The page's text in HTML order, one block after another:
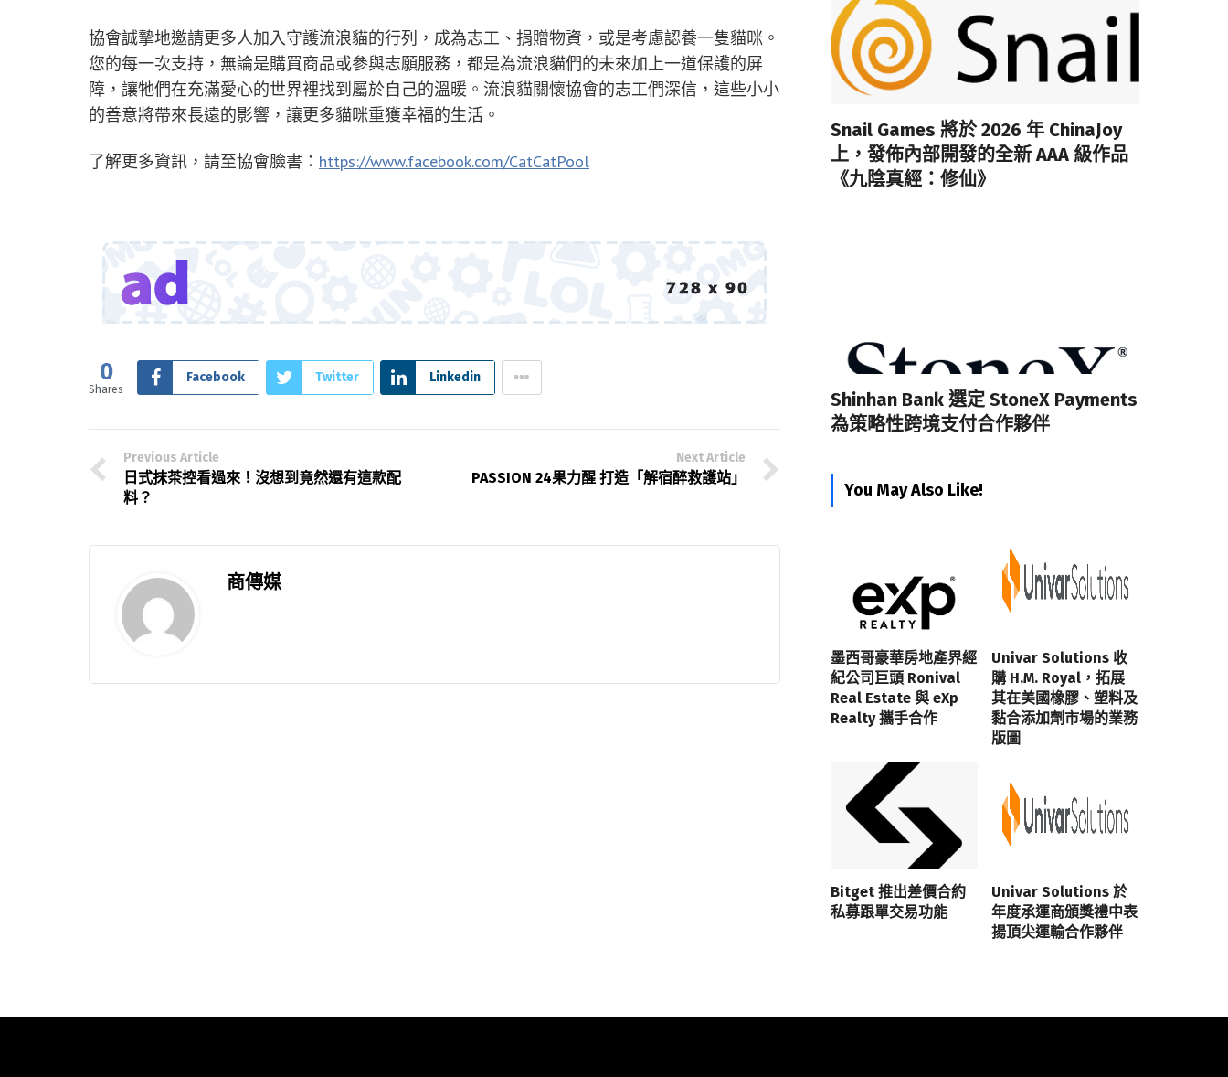
協會誠摯地邀請更多人加入守護流浪貓的行列，成為志工、捐贈物資，或是考慮認養一隻貓咪。
您的每一次支持，無論是購買商品或參與志願服務，都是為流浪貓們的未來加上一道保護的屏
障，讓牠們在充滿愛心的世界裡找到屬於自己的溫暖。流浪貓關懷協會的志工們深信，這些小小
的善意將帶來長遠的影響，讓更多貓咪重獲幸福的生活。
了解更多資訊，請至協會臉書： https://www.facebook.com/CatCatPool
0
Shares
Facebook Twitter Linkedin
Previous Article
日式抹茶控看過來！沒想到竟然還有這款配
料？
Next Article
PASSION 24果力醒 打造「解宿醉救護站」
商傳媒
Snail Games 將於 2026 年 ChinaJoy
上，發佈內部開發的全新 AAA 級作品
《九陰真經：修仙》
Shinhan Bank 選定 StoneX Payments
為策略性跨境支付合作夥伴
You May Also Like!
墨西哥豪華房地產界經
紀公司巨頭 Ronival
Real Estate 與 eXp
Realty 攜手合作
Univar Solutions 收
購 H.M. Royal，拓展
其在美國橡膠、塑料及
黏合添加劑市場的業務
版圖
Bitget 推出差價合約
私募跟單交易功能
Univar Solutions 於
年度承運商頒獎禮中表
揚頂尖運輸合作夥伴